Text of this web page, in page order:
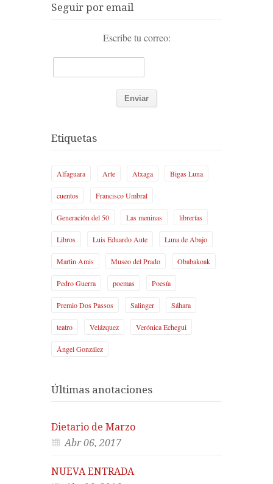
Seguir por email
Escribe tu correo:
Etiquetas
Alfaguara Arte Atxaga Bigas Luna
cuentos Francisco Umbral
Generación del 50 Las meninas librerías
Libros Luis Eduardo Aute Luna de Abajo
Martin Amis Museo del Prado Obabakoak
Pedro Guerra poemas Poesía
Premio Dos Passos Salinger Sáhara
teatro Velázquez Verónica Echegui
Ángel González
Últimas anotaciones
Dietario de Marzo
Abr 06, 2017
NUEVA ENTRADA